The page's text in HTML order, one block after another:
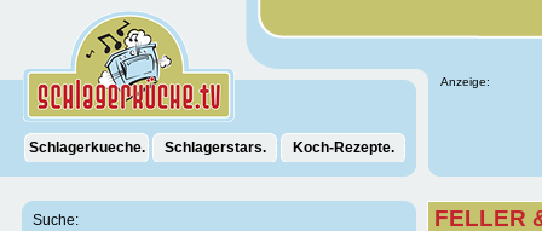
Anzeige:
Schlagerkueche. Schlagerstars. Koch-Rezepte.
Suche: FELLER